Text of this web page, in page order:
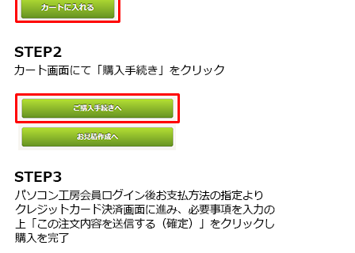
※プリンタードライバーやプリンターを動かす為のソフトウェア、
※本ソフトの動作環境を満たしたパソコンでもメモリーが不足する
場合があります。
※ソフトの動作関係のみのサポートとさせていただきます。また、
製品の仕様やパッケージ、ユーザーサポートなどすべてのサービス
等は予告無く変更、または終了することがあります。
各種ハードウェアについてのお問い合わせやサポートにつきまして
は、各メーカーに直接お問い合わせください。
※本ソフトの動作以外のご質問や各種専門知識などのお問い合わせ
には、お答えできない場合があります。また、お問い合わせ内容に
よっては返答までにお時間をいただくこともあります。
に複製(インストール)して使用することが出来ます。
ェアが
第三者に
使用させることができます。
但し、別のコンピュータからネットワーク等を使用してアクセ
スし、
本ソフトを使用することは含まれません。
複数の
コンピュータで本ソフトウェアを使用しないことを条件に複数
の
コンピュータにインストールして使用することが出来ます。